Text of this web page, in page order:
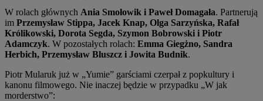
W rolach głównych Ania Smołowik i Paweł Domagała. Partnerują
im Przemysław Stippa, Jacek Knap, Olga Sarzyńska, Rafał
Królikowski, Dorota Segda, Szymon Bobrowski i Piotr
Adamczyk. W pozostałych rolach: Emma Giegżno, Sandra
Herbich, Przemysław Bluszcz i Jowita Budnik.
Piotr Mularuk już w „Yumie” garściami czerpał z popkultury i
kanonu filmowego. Nie inaczej będzie w przypadku „W jak
morderstwo”: